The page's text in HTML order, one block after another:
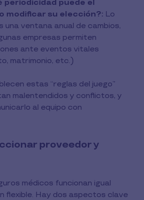
periodicidad puede el
modificar su elección?: Lo
una ventana anual de cambios,
empresas permiten
ante eventos vitales
matrimonio, etc.)
estas “reglas del juego”
malentendidos y conflictos, y
al equipo con
proveedor y
médicos funcionan igual
flexible. Hay dos aspectos clave